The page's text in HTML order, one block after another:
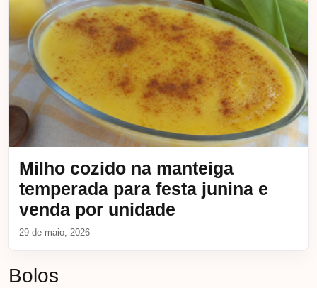
Milho cozido na manteiga
temperada para festa junina e
venda por unidade
29 de maio, 2026
Bolos